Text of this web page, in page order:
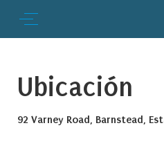
Ubicación
92 Varney Road, Barnstead,